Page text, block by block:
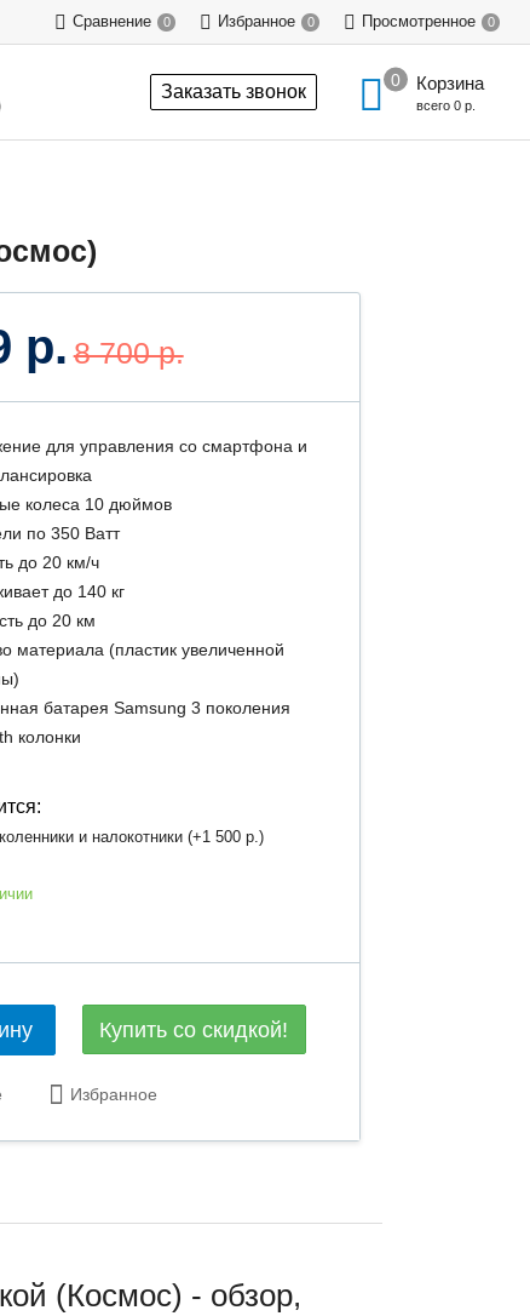
Сравнение 0 Избранное 0 Просмотренное 0
Заказать звонок Корзина
всего 0 р.
р. 8 700 р.
для управления со смартфона и
колеса 10 дюймов
по 350 Ватт
до 20 км/ч
до 140 кг
до 20 км
материала (пластик увеличенной
батарея Samsung 3 поколения
колонки
и налокотники (+1 500 р.)
Купить со скидкой!
Избранное
(Космос) - обзор,